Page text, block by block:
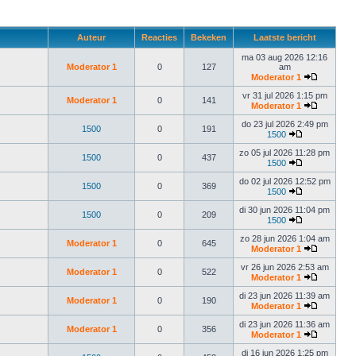
Auteur Reacties Bekeken Laatste bericht
Moderator 1 0 127
ma 03 aug 2026 12:16
am
Moderator 1
Moderator 1 0 141
vr 31 jul 2026 1:15 pm
Moderator 1
1500 0 191
do 23 jul 2026 2:49 pm
1500
1500 0 437
zo 05 jul 2026 11:28 pm
1500
1500 0 369
do 02 jul 2026 12:52 pm
1500
1500 0 209
di 30 jun 2026 11:04 pm
1500
Moderator 1 0 645
zo 28 jun 2026 1:04 am
Moderator 1
Moderator 1 0 522
vr 26 jun 2026 2:53 am
Moderator 1
Moderator 1 0 190
di 23 jun 2026 11:39 am
Moderator 1
Moderator 1 0 356
di 23 jun 2026 11:36 am
Moderator 1
di 16 jun 2026 1:25 pm